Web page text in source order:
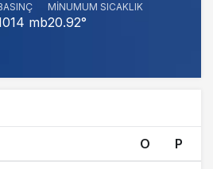
mb
MINUMUM SICAKLIK
20.92°
O P